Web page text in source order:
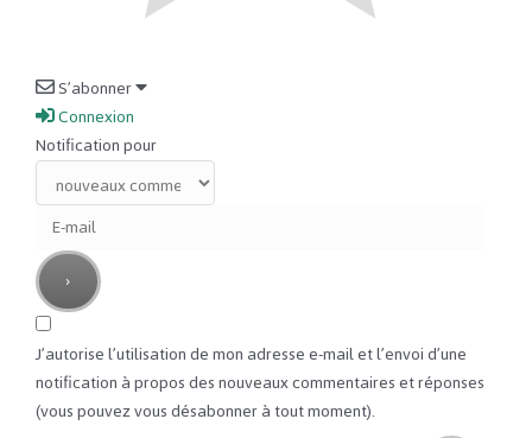
S’abonner
Connexion
Notification pour
J’autorise l’utilisation de mon adresse e-mail et l’envoi d’une
notification à propos des nouveaux commentaires et réponses
(vous pouvez vous désabonner à tout moment).